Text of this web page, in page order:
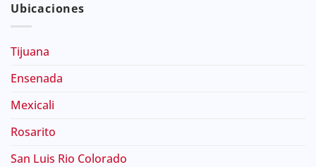
Ubicaciones
Tijuana
Ensenada
Mexicali
Rosarito
San Luis Rio Colorado